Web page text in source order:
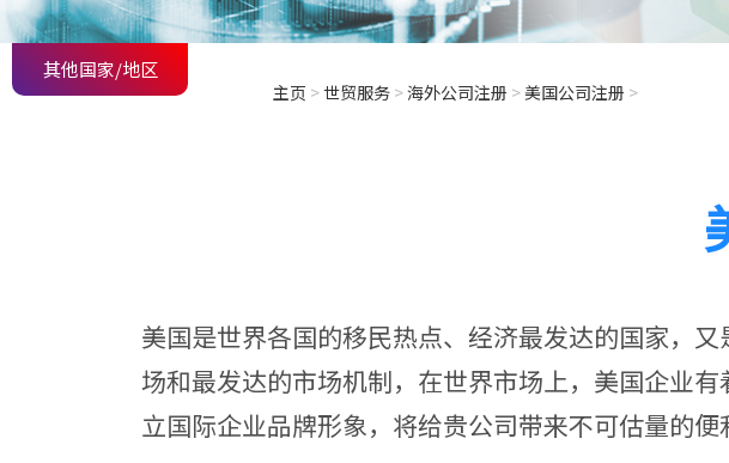
其他国家/地区
主页 >世贸服务 >海外公司注册 >美国公司注册 >
美国是世界各国的移民热点、经济最发达的国家，
场和最发达的市场机制，在世界市场上，美国企业
立国际企业品牌形象，将给贵公司带来不可估量的便